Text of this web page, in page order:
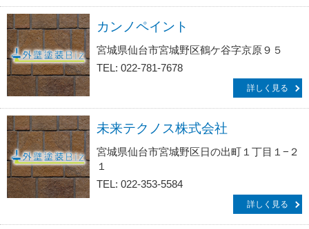
カンノペイント
宮城県仙台市宮城野区鶴ケ谷字京原９５
TEL: 022-781-7678
詳しく見る
未来テクノス株式会社
宮城県仙台市宮城野区日の出町１丁目１−２
１
TEL: 022-353-5584
詳しく見る